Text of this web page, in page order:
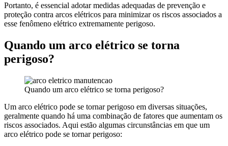
Portanto, é essencial adotar medidas adequadas de prevenção e
proteção contra arcos elétricos para minimizar os riscos associados a
esse fenômeno elétrico extremamente perigoso.
Quando um arco elétrico se torna
perigoso?
Quando um arco elétrico se torna perigoso?
Um arco elétrico pode se tornar perigoso em diversas situações,
geralmente quando há uma combinação de fatores que aumentam os
riscos associados. Aqui estão algumas circunstâncias em que um
arco elétrico pode se tornar perigoso: